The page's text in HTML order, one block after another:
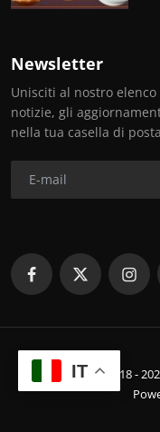
Newsletter
Unisciti al nostro
notizie, gli
nella tua casella di posta
© Copyright 2018 -
IT